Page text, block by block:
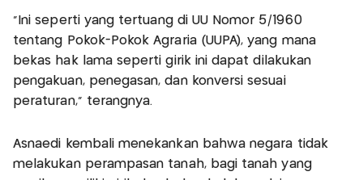
"Ini seperti yang tertuang di UU Nomor 5/1960
tentang Pokok-Pokok Agraria (UUPA), yang mana
bekas hak lama seperti girik ini dapat dilakukan
pengakuan, penegasan, dan konversi sesuai
peraturan," terangnya.
Asnaedi kembali menekankan bahwa negara tidak
melakukan perampasan tanah, bagi tanah yang